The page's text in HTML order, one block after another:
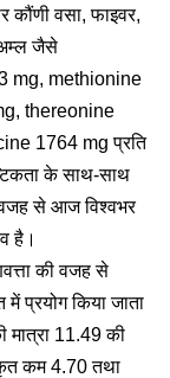
कौंणी वसा, फाइवर,
अम्ल जैसे
mg, methionine
thereonine
1764 mg प्रति
के साथ-साथ
से आज विश्वभर
है।
की वजह से
प्रयोग किया जाता
मात्रा 11.49 की
कम 4.70 तथा